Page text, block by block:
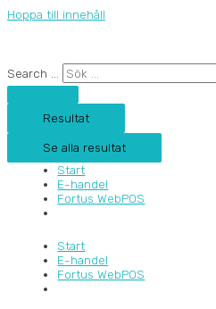
Hoppa till innehåll
Search ...
Resultat
Se alla resultat
Start
E-handel
Fortus WebPOS
Start
E-handel
Fortus WebPOS